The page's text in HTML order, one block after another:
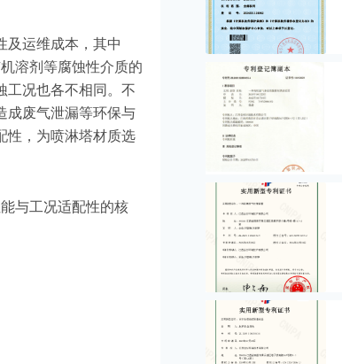
及运维成本，其中
溶剂等腐蚀性介质的
工况也各不相同。不
成废气泄漏等环保与
性，为喷淋塔材质选
与工况适配性的核